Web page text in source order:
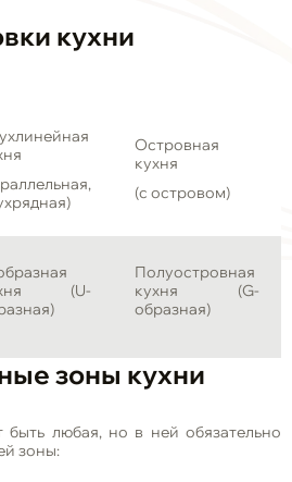
кухни
Островная
кухня
(с островом)
(U-
Полуостровная
кухня (G-
образная)
зоны кухни
быть любая, но в ней обязательно
зоны: